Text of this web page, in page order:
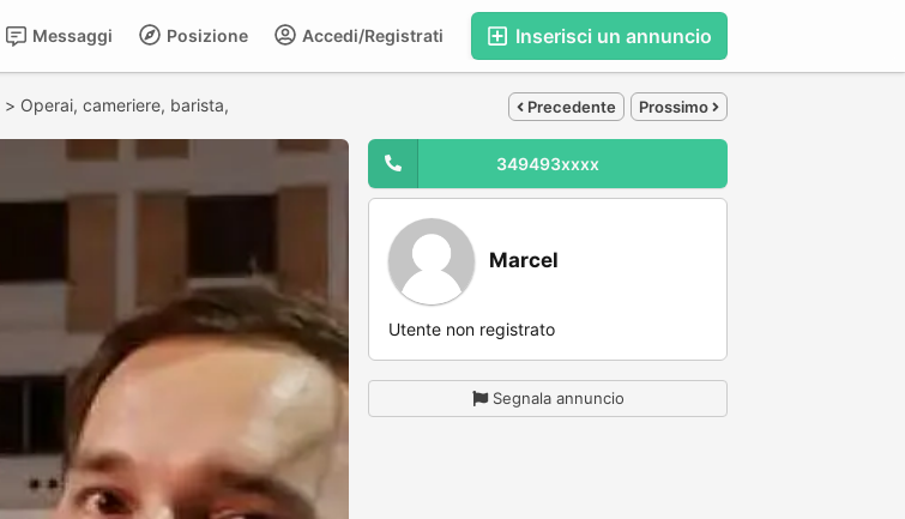
Inserisci un annuncio
Accedi/Registrati
Posizione
Messaggi
> Operai, cameriere, barista, Precedente Prossimo
349493xxxx
Marcel
Utente non registrato
Segnala annuncio